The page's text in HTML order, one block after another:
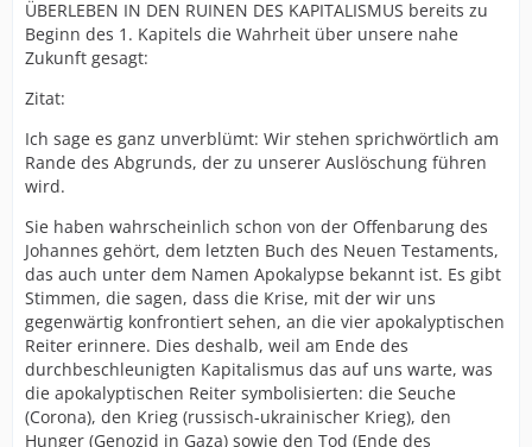
ÜBERLEBEN IN DEN RUINEN DES KAPITALISMUS bereits zu
Beginn des 1. Kapitels die Wahrheit über unsere nahe
Zukunft gesagt:
Zitat:
Ich sage es ganz unverblümt: Wir stehen sprichwörtlich am
Rande des Abgrunds, der zu unserer Auslöschung führen
wird.
Sie haben wahrscheinlich schon von der Offenbarung des
Johannes gehört, dem letzten Buch des Neuen Testaments,
das auch unter dem Namen Apokalypse bekannt ist. Es gibt
Stimmen, die sagen, dass die Krise, mit der wir uns
gegenwärtig konfrontiert sehen, an die vier apokalyptischen
Reiter erinnere. Dies deshalb, weil am Ende des
durchbeschleunigten Kapitalismus das auf uns warte, was
die apokalyptischen Reiter symbolisierten: die Seuche
(Corona), den Krieg (russisch-ukrainischer Krieg), den
Hunger (Genozid in Gaza) sowie den Tod (Ende des